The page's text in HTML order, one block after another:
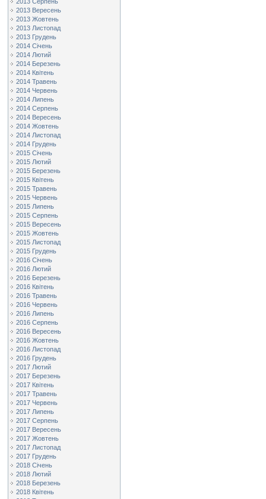
2013 Вересень
2013 Жовтень
2013 Листопад
2013 Грудень
2014 Січень
2014 Лютий
2014 Березень
2014 Квітень
2014 Травень
2014 Червень
2014 Липень
2014 Серпень
2014 Вересень
2014 Жовтень
2014 Листопад
2014 Грудень
2015 Січень
2015 Лютий
2015 Березень
2015 Квітень
2015 Травень
2015 Червень
2015 Липень
2015 Серпень
2015 Вересень
2015 Жовтень
2015 Листопад
2015 Грудень
2016 Січень
2016 Лютий
2016 Березень
2016 Квітень
2016 Травень
2016 Червень
2016 Липень
2016 Серпень
2016 Вересень
2016 Жовтень
2016 Листопад
2016 Грудень
2017 Лютий
2017 Березень
2017 Квітень
2017 Травень
2017 Червень
2017 Липень
2017 Серпень
2017 Вересень
2017 Жовтень
2017 Листопад
2017 Грудень
2018 Січень
2018 Лютий
2018 Березень
2018 Квітень